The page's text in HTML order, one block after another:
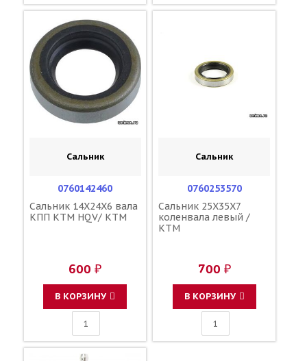
Сальник
0760142460
Сальник 14X24X6 вала
КПП KTM HQV/ KTM
600 ₽
В КОРЗИНУ
Сальник
0760253570
Сальник 25X35X7
коленвала левый /
KTM
700 ₽
В КОРЗИНУ